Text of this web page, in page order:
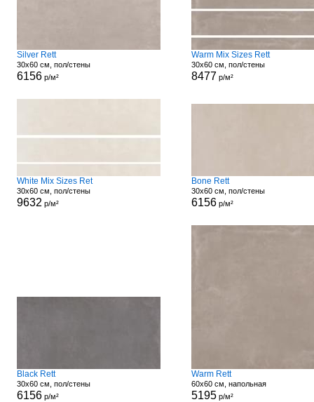
Silver Rett
30x60 см, пол/стены
6156р/м²
Warm Mix Sizes Rett
30x60 см, пол/стены
8477 р/м²
White Mix Sizes Ret
30x60 см, пол/стены
9632 р/м²
Bone Rett
30x60 см, пол/стены
6156р/м²
Black Rett
30x60 см, пол/стены
6156р/м²
Warm Rett
60x60 см, напольная
5195р/м²